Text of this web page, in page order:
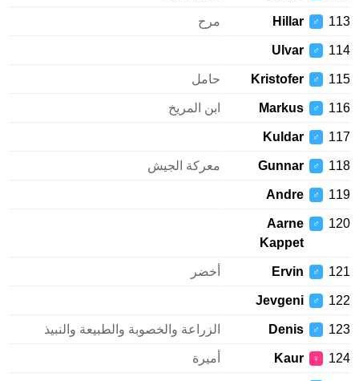
113
♂
Hillar مرح
114
♂
Ulvar
115
♂
Kristofer حامل
116
♂
Markus ابن المريخ
117
♂
Kuldar
118
♂
Gunnar معركة الجيش
119
♂
Andre
120
♂
Aarne
Kappet
121
♂
Ervin أخضر
122
♂
Jevgeni
123
♂
Denis الزراعة والخصوبة والطبيعة والنبيذ
124
♀
Kaur أميرة